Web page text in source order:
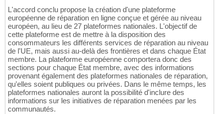
L'accord conclu propose la création d'une plateforme
européenne de réparation en ligne conçue et gérée au niveau
européen, au lieu de 27 plateformes nationales. L'objectif de
cette plateforme est de mettre à la disposition des
consommateurs les différents services de réparation au niveau
de l'UE, mais aussi au-delà des frontières et dans chaque État
membre. La plateforme européenne comportera donc des
sections pour chaque État membre, avec des informations
provenant également des plateformes nationales de réparation,
qu'elles soient publiques ou privées. Dans le même temps, les
plateformes nationales auront la possibilité d'inclure des
informations sur les initiatives de réparation menées par les
communautés.